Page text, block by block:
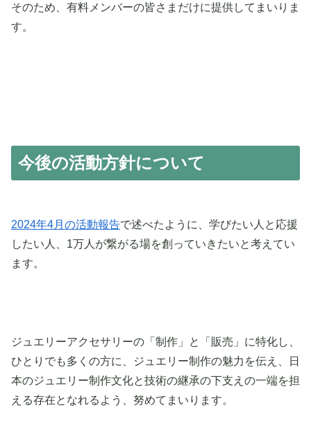
そのため、有料メンバーの皆さまだけに提供してまいりま
す。
今後の活動方針について
2024年4月の活動報告で述べたように、学びたい人と応援
したい人、1万人が繋がる場を創っていきたいと考えてい
ます。
ジュエリーアクセサリーの「制作」と「販売」に特化し、
ひとりでも多くの方に、ジュエリー制作の魅力を伝え、日
本のジュエリー制作文化と技術の継承の下支えの一端を担
える存在となれるよう、努めてまいります。